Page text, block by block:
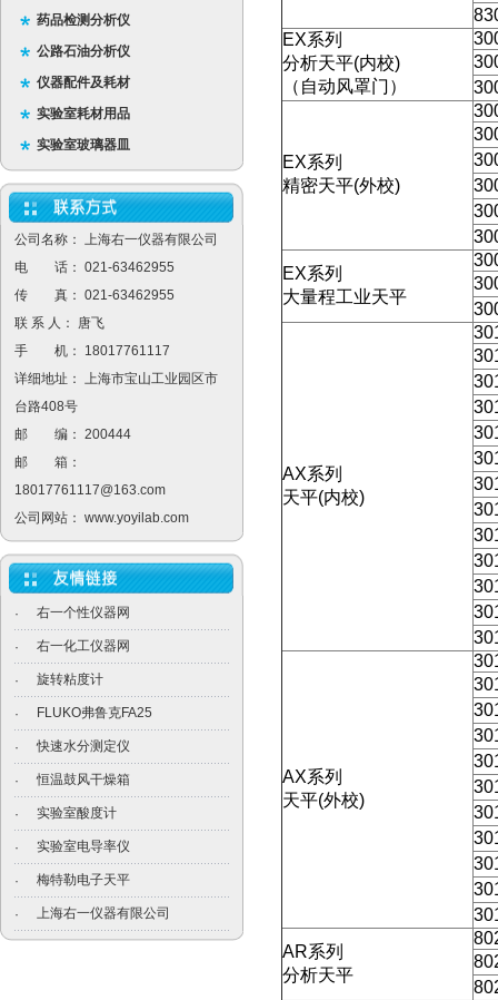
药品检测分析仪
公路石油分析仪
仪器配件及耗材
实验室耗材用品
实验室玻璃器皿
公司名称： 上海右一仪器有限公司
电 话： 021-63462955
传 真： 021-63462955
联 系 人： 唐飞
手 机： 18017761117
详细地址： 上海市宝山工业园区市
台路408号
邮 编： 200444
邮 箱：
18017761117@163.com
公司网站： www.yoyilab.com
· 右一个性仪器网
· 右一化工仪器网
· 旋转粘度计
· FLUKO弗鲁克FA25
· 快速水分测定仪
· 恒温鼓风干燥箱
· 实验室酸度计
· 实验室电导率仪
· 梅特勒电子天平
· 上海右一仪器有限公司
EX系列
分析天平(内校)
（自动风罩门）
EX系列
精密天平(外校)
EX系列
大量程工业天平
AX系列
天平(内校)
AX系列
天平(外校)
AR系列
分析天平